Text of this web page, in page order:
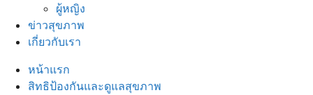
ผู้หญิง
ข่าวสุขภาพ
เกี่ยวกับเรา
หน้าแรก
สิทธิป้องกันและดูแลสุขภาพ